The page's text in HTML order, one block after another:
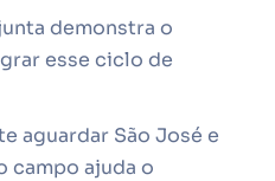
demonstra o
esse ciclo de
aguardar São José e
campo ajuda o